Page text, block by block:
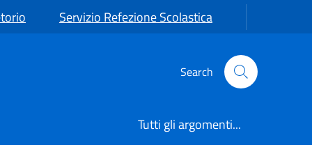
Servizio Refezione Scolastica
Search
Tutti gli argomenti...